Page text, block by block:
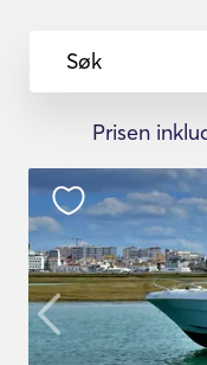
Søk
Prisen